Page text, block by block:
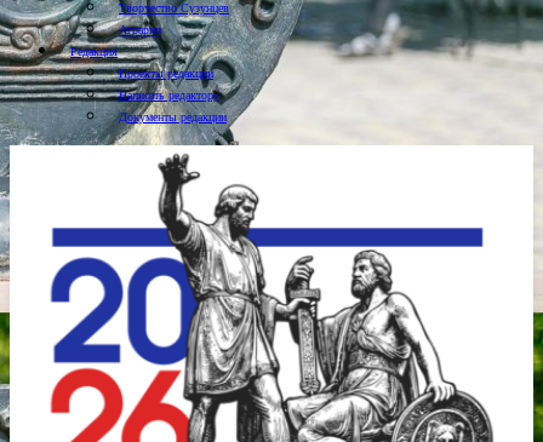
Творчество Сузунцев
Аграрии
Редакция
Проекты редакции
Написать редактору
Документы редакции